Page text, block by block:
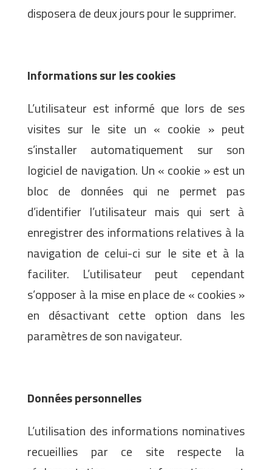
disposera de deux jours pour le supprimer.
Informations sur les cookies
L’utilisateur est informé que lors de ses
visites sur le site un « cookie » peut
s’installer automatiquement sur son
logiciel de navigation. Un « cookie » est un
bloc de données qui ne permet pas
d’identifier l’utilisateur mais qui sert à
enregistrer des informations relatives à la
navigation de celui-ci sur le site et à la
faciliter. L’utilisateur peut cependant
s’opposer à la mise en place de « cookies »
en désactivant cette option dans les
paramètres de son navigateur.
Données personnelles
L’utilisation des informations nominatives
recueillies par ce site respecte la